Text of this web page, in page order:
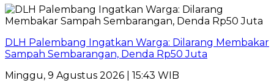
DLH Palembang Ingatkan Warga: Dilarang Membakar
Sampah Sembarangan, Denda Rp50 Juta
Minggu, 9 Agustus 2026 | 15:43 WIB